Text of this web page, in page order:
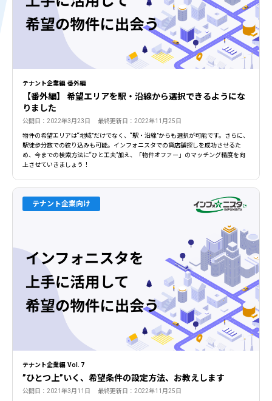
テナント企業編 番外編
【番外編】 希望エリアを駅・沿線から選択できるようにな
りました
公開日：2022年3月23日 最終更新日：2022年11月25日
物件の希望エリアは“地域”だけでなく、“駅・沿線”からも選択が可能です。さらに、
駅徒歩分数での絞り込みも可能。インフォニスタでの貸店舗探しを成功させるた
め、今までの検索方法に“ひと工夫”加え、「物件オファー」のマッチング精度を向
上させていきましょう！
テナント企業編 Vol. 7
”ひとつ上”いく、希望条件の設定方法、お教えします
公開日：2021年3月11日 最終更新日：2022年11月25日
テナント企業向け